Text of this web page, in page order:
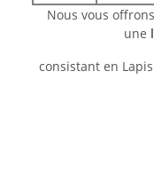
Nous vous
une
consistant en